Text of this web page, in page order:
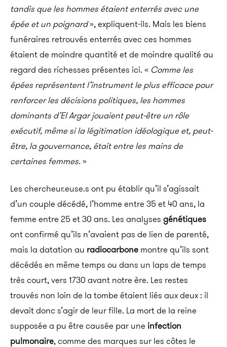
tandis que les hommes étaient enterrés avec une
épée et un poignard», expliquent-ils. Mais les biens
funéraires retrouvés enterrés avec ces hommes
étaient de moindre quantité et de moindre qualité au
regard des richesses présentes ici. « Comme les
épées représentent l’instrument le plus efficace pour
renforcer les décisions politiques, les hommes
dominants d’El Argar jouaient peut-être un rôle
exécutif, même si la légitimation idéologique et, peut-
être, la gouvernance, était entre les mains de
certaines femmes.»
Les chercheur.euse.s ont pu établir qu’il s’agissait
d’un couple décédé, l’homme entre 35 et 40 ans, la
femme entre 25 et 30 ans. Les analyses génétiques
ont confirmé qu’ils n’avaient pas de lien de parenté,
mais la datation au radiocarbone montre qu’ils sont
décédés en même temps ou dans un laps de temps
très court, vers 1730 avant notre ère. Les restes
trouvés non loin de la tombe étaient liés aux deux : il
devait donc s’agir de leur fille. La mort de la reine
supposée a pu être causée par une infection
pulmonaire, comme des marques sur les côtes le